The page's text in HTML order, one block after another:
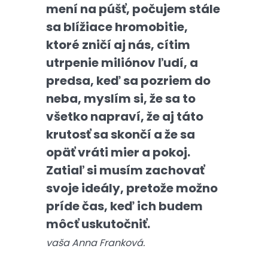
mení na púšť, počujem stále
sa blížiace hromobitie,
ktoré zničí aj nás, cítim
utrpenie miliónov ľudí, a
predsa, keď sa pozriem do
neba, myslím si, že sa to
všetko napraví, že aj táto
krutosť sa skončí a že sa
opäť vráti mier a pokoj.
Zatiaľ si musím zachovať
svoje ideály, pretože možno
príde čas, keď ich budem
môcť uskutočniť.
vaša Anna Franková.